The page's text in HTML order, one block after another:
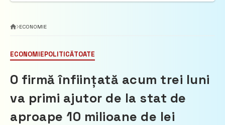
ECONOMIE
ECONOMIEPOLITICĂTOATE
O firmă înființată acum trei luni
va primi ajutor de la stat de
aproape 10 milioane de lei